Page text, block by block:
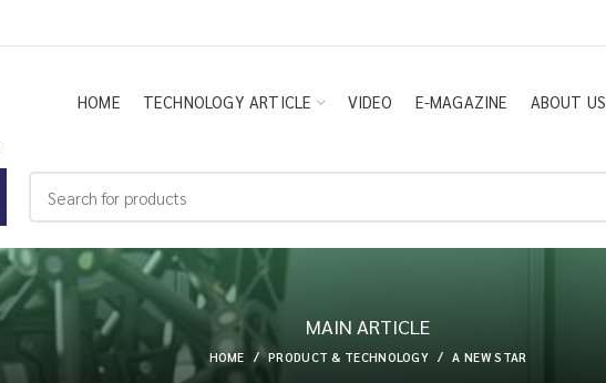
HOME TECHNOLOGY ARTICLE VIDEO E-MAGAZINE ABOUT US
MAIN ARTICLE
HOME PRODUCT & TECHNOLOGY A NEW STAR